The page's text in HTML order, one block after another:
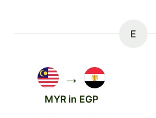
E
→
MYR in EGP